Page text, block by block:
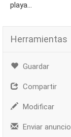
playa...
Herramientas
Guardar
Compartir
Modificar
Enviar anuncio